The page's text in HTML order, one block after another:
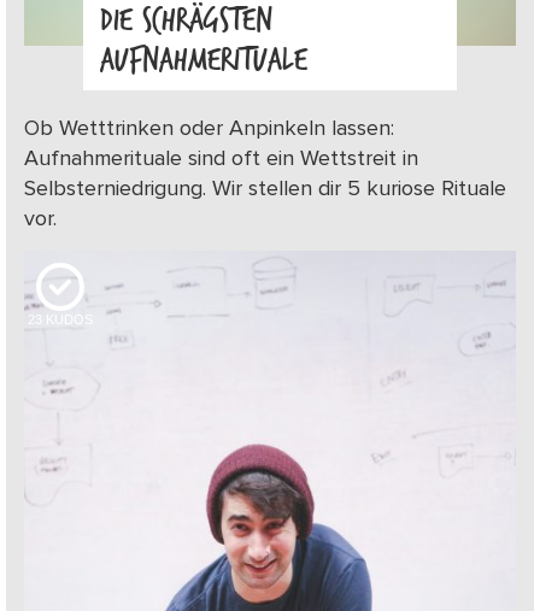
DIE SCHRÄGSTEN
AUFNAHMERITUALE
Ob Wetttrinken oder Anpinkeln lassen:
Aufnahmerituale sind oft ein Wettstreit in
Selbsterniedrigung. Wir stellen dir 5 kuriose Rituale
vor.
23 KUDOS